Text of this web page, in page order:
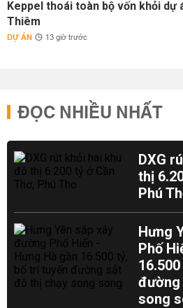
Keppel thoái toàn bộ vốn khỏi dự
Thiêm
DỰ ÁN 13 giờ trước
ĐỌC NHIỀU NHẤT
DXG
thị
Phú
Hưng
Phố
đường
song